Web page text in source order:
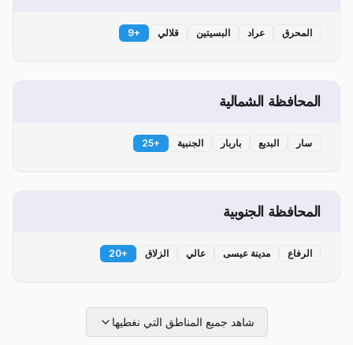
المحرق عراد البسيتين قلالي +
9
المحافظة الشمالية
سار البديع باربار الجنبية +
25
المحافظة الجنوبية
الرفاع مدينة عيسى عالي الزلاق +
20
شاهد جميع المناطق التي نغطيها